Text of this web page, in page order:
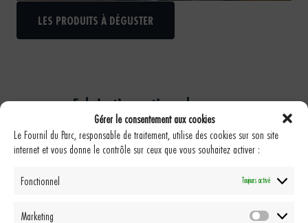
Gérer le consentement aux cookies
Le Fournil du Parc, responsable de traitement, utilise des cookies sur son site
internet et vous donne le contrôle sur ceux que vous souhaitez activer :
Fonctionnel
Toujours activé
Marketing
Plateau traiteur
LES PRODUITS À DÉGUSTER
Fabrication artisanale
Toutes nos créations sont pensées, élaborées et cuites
sur place par nos boulangers, pâtissiers(ères) et
cuisiniers.
Nous avons à cœur de travailler avec des produits